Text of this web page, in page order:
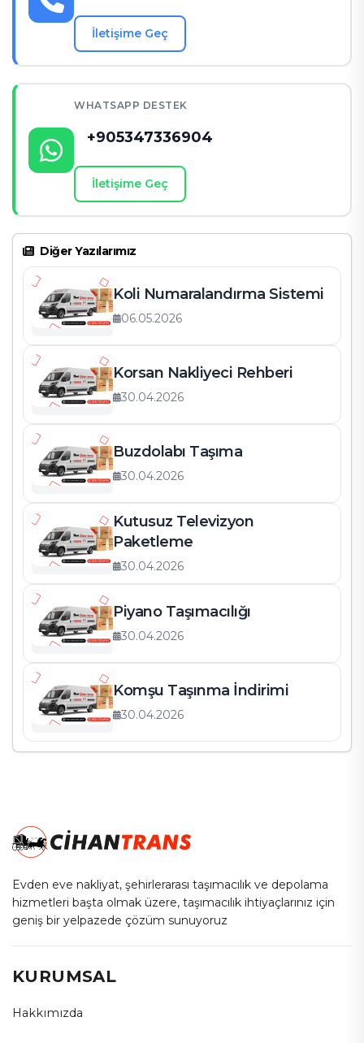
İletişime Geç
WHATSAPP DESTEK
+905347336904
İletişime Geç
Diğer Yazılarımız
Koli Numaralandırma Sistemi
06.05.2026
Korsan Nakliyeci Rehberi
30.04.2026
Buzdolabı Taşıma
30.04.2026
Kutusuz Televizyon
Paketleme
30.04.2026
Piyano Taşımacılığı
30.04.2026
Komşu Taşınma İndirimi
30.04.2026
Evden eve nakliyat, şehirlerarası taşımacılık ve depolama
hizmetleri başta olmak üzere, taşımacılık ihtiyaçlarınız için
geniş bir yelpazede çözüm sunuyoruz
KURUMSAL
Hakkımızda